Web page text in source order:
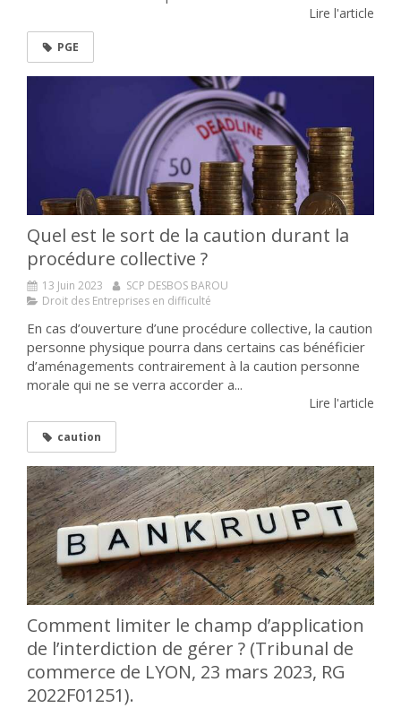
Lire l'article
PGE
Quel est le sort de la caution durant la
procédure collective ?
13 Juin 2023
SCP DESBOS BAROU
Droit des Entreprises en difficulté
En cas d’ouverture d’une procédure collective, la caution
personne physique pourra dans certains cas bénéficier
d’aménagements contrairement à la caution personne
morale qui ne se verra accorder a...
Lire l'article
caution
Comment limiter le champ d’application
de l’interdiction de gérer ? (Tribunal de
commerce de LYON, 23 mars 2023, RG
2022F01251).